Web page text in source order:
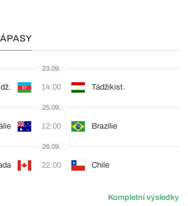
23.09.
14:00 Tádžikist.
25.09.
12:00 Brazílie
26.09.
22:00 Chile
Kompletní výsledky